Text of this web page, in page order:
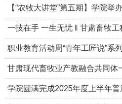
九届教师教学能力比赛
【“农牧大讲堂”第五期】学院举
程及规划教材建设专项培训会
一技在手 一生无忧 ‖ 甘肃畜牧
2025年职业教育活动周纪实
职业教育活动周“青年工匠说”系
梦 畜牧领航》《油污绘蓝图-汽
《用匠心守护生命》
甘肃现代畜牧业产教融合共同体
高职贯通培养合作办学研讨会在
学院圆满完成2025年度上半年